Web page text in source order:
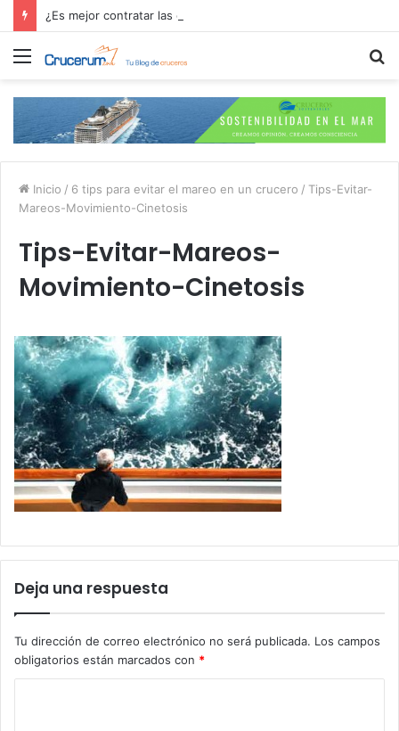
Menú
Inicio / 6 tips para evitar el mareo en un crucero / Tips-Evitar-
Mareos-Movimiento-Cinetosis
Tips-Evitar-Mareos-
Movimiento-Cinetosis
Deja una respuesta
Tu dirección de correo electrónico no será publicada. Los campos
obligatorios están marcados con *